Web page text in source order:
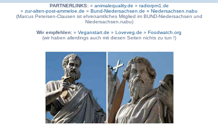
PARTNERLINKS:» animalequality.de » radiorpm1.de
» zur-alten-post-ammeloe.de » Bund-Niedersachsen.de » Niedersachsen.nabu
(Marcus Petersen-Clausen ist ehrenamtliches Mitglied im BUND-Niedersachsen und
Niedersachsen.nabu)
Wir empfehlen: » Veganstart.de » Loveveg.de » Foodwatch.org
(wir haben allerdings auch mit diesen Seiten nichts zu tun !)